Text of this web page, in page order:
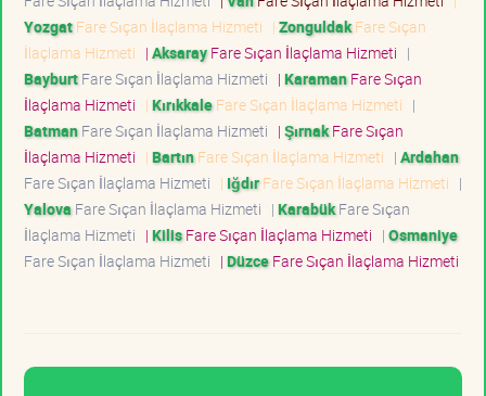
YozgatFare Sıçan İlaçlama Hizmeti | ZonguldakFare Sıçan
İlaçlama Hizmeti | AksarayFare Sıçan İlaçlama Hizmeti |
BayburtFare Sıçan İlaçlama Hizmeti | KaramanFare Sıçan
İlaçlama Hizmeti | KırıkkaleFare Sıçan İlaçlama Hizmeti |
BatmanFare Sıçan İlaçlama Hizmeti | ŞırnakFare Sıçan
İlaçlama Hizmeti | BartınFare Sıçan İlaçlama Hizmeti | Ardahan
Fare Sıçan İlaçlama Hizmeti | IğdırFare Sıçan İlaçlama Hizmeti |
Yalova Fare Sıçan İlaçlama Hizmeti | KarabükFare Sıçan
İlaçlama Hizmeti | KilisFare Sıçan İlaçlama Hizmeti | Osmaniye
Fare Sıçan İlaçlama Hizmeti | DüzceFare Sıçan İlaçlama Hizmeti